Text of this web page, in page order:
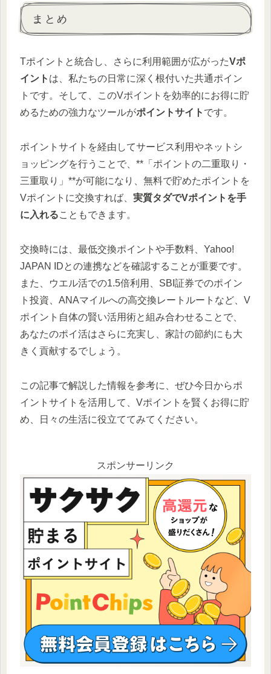
まとめ
Tポイントと統合し、さらに利用範囲が広がったVポ
イント は、私たちの日常に深く根付いた共通ポイン
トです。そして、このVポイントを効率的にお得に貯
めるための強力なツールがポイントサイト です。
ポイントサイトを経由してサービス利用やネットシ
ョッピングを行うことで、**「ポイントの二重取り・
三重取り」**が可能になり、無料で貯めたポイントを
Vポイントに交換すれば、 実質タダでVポイントを手
に入れることもできます。
交換時には、最低交換ポイントや手数料、Yahoo!
JAPAN IDとの連携などを確認することが重要です。
また、ウエル活での1.5倍利用、SBI証券でのポイン
ト投資、ANAマイルへの高交換レートルートなど、V
ポイント自体の賢い活用術と組み合わせることで、
あなたのポイ活はさらに充実し、家計の節約にも大
きく貢献するでしょう。
この記事で解説した情報を参考に、ぜひ今日からポ
イントサイトを活用して、Vポイントを賢くお得に貯
め、日々の生活に役立ててみてください。
スポンサーリンク